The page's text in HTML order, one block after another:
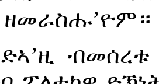
ዘመራስሑ’ዮም።
ብመሰረቱ